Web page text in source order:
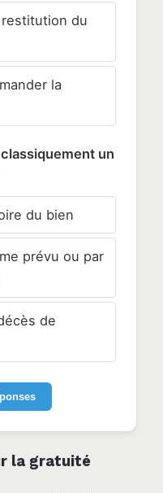
du
la
un
du bien
prévu ou par
de
la gratuité